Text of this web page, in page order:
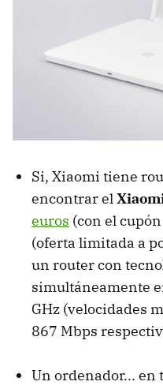
Si, Xiaomi tiene
encontrar el
euros (con el
(oferta limitada a
un router con
simultáneamente
GHz (velocidades
867 Mbps
Un ordenador... en